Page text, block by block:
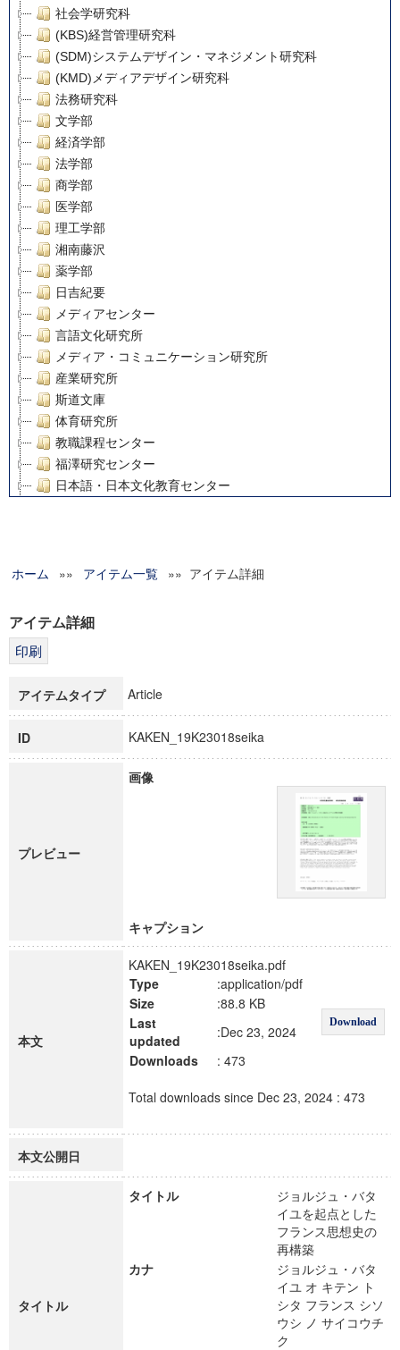
社会学研究科
(KBS)経営管理研究科
(SDM)システムデザイン・マネジメント研究科
(KMD)メディアデザイン研究科
法務研究科
文学部
経済学部
法学部
商学部
医学部
理工学部
湘南藤沢
薬学部
日吉紀要
メディアセンター
言語文化研究所
メディア・コミュニケーション研究所
産業研究所
斯道文庫
体育研究所
教職課程センター
福澤研究センター
日本語・日本文化教育センター
グローバルリサーチインスティテュート
科学研究費補助金研究成果報告書
博士課程教育リーディングプログラム「超成熟社会発展のサ
ホーム »» アイテム一覧 »» アイテム詳細
アイテム詳細
アイテムタイプ Article
ID KAKEN_19K23018seika
プレビュー
画像
キャプション
本文
KAKEN_19K23018seika.pdf
Type
:application/pdf
Download
Size
:88.8 KB
Last
updated
:Dec 23, 2024
Downloads
: 473
Total downloads since Dec 23, 2024 : 473
本文公開日
タイトル
タイトル
ジョルジュ・バタ
イユを起点とした
フランス思想史の
再構築
カナ
ジョルジュ・バタ
イユ オ キテン ト
シタ フランス シソ
ウシ ノ サイコウチ
ク